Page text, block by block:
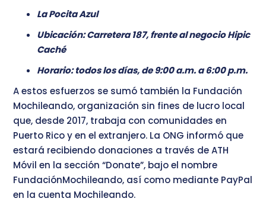
La Pocita Azul
Ubicación: Carretera 187, frente al negocio Hipic
Caché
Horario: todos los días, de 9:00 a.m. a 6:00 p.m.
A estos esfuerzos se sumó también la Fundación
Mochileando, organización sin fines de lucro local
que, desde 2017, trabaja con comunidades en
Puerto Rico y en el extranjero. La ONG informó que
estará recibiendo donaciones a través de ATH
Móvil en la sección “Donate”, bajo el nombre
FundaciónMochileando, así como mediante PayPal
en la cuenta Mochileando.